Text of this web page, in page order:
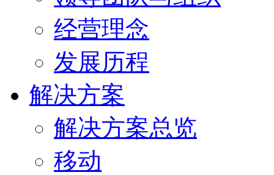
经营理念
发展历程
解决方案
解决方案总览
移动